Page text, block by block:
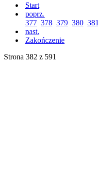
Start
poprz.
377 378 379 380 381
nast.
Zakończenie
Strona 382 z 591